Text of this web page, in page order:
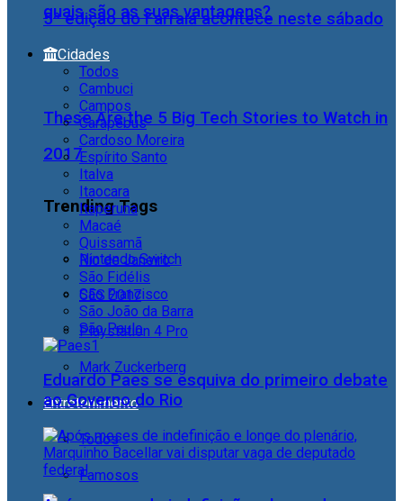
quais são as suas vantagens?
These Are the 5 Big Tech Stories to Watch in
2017
Trending Tags
Nintendo Switch
CES 2017
Playstation 4 Pro
Mark Zuckerberg
Entretenimento
Todos
Famosos
5ª edição do Farraiá acontece neste sábado
Cidades
Todos
Cambuci
Campos
Carapebus
Cardoso Moreira
Espírito Santo
Italva
Itaocara
Itaperuna
Macaé
Quissamã
Rio de Janeiro
São Fidélis
São Francisco
São João da Barra
São Paulo
Eduardo Paes se esquiva do primeiro debate
ao Governo do Rio